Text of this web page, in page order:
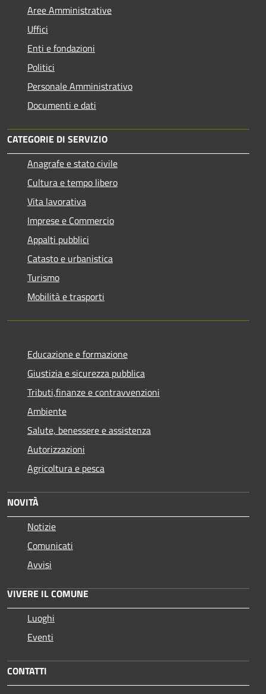
Aree Amministrative
Uffici
Enti e fondazioni
Politici
Personale Amministrativo
Documenti e dati
CATEGORIE DI SERVIZIO
Anagrafe e stato civile
Cultura e tempo libero
Vita lavorativa
Imprese e Commercio
Appalti pubblici
Catasto e urbanistica
Turismo
Mobilità e trasporti
Educazione e formazione
Giustizia e sicurezza pubblica
Tributi,finanze e contravvenzioni
Ambiente
Salute, benessere e assistenza
Autorizzazioni
Agricoltura e pesca
NOVITÀ
Notizie
Comunicati
Avvisi
VIVERE IL COMUNE
Luoghi
Eventi
CONTATTI